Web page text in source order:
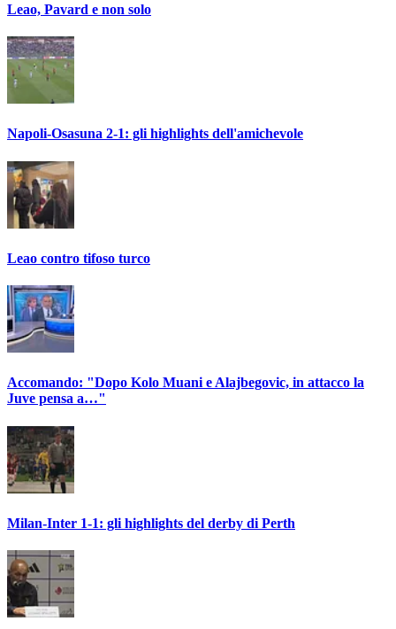
Leao, Pavard e non solo
Napoli-Osasuna 2-1: gli highlights dell'amichevole
Leao contro tifoso turco
Accomando: "Dopo Kolo Muani e Alajbegovic, in attacco la
Juve pensa a…"
Milan-Inter 1-1: gli highlights del derby di Perth